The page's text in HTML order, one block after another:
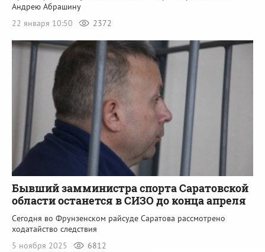
Андрею Абрашину
22 января 10:50
2372
Бывший замминистра спорта Саратовской
области останется в СИЗО до конца апреля
Сегодня во Фрунзенском райсуде Саратова рассмотрено
ходатайство следствия
5 ноября 2025
6812